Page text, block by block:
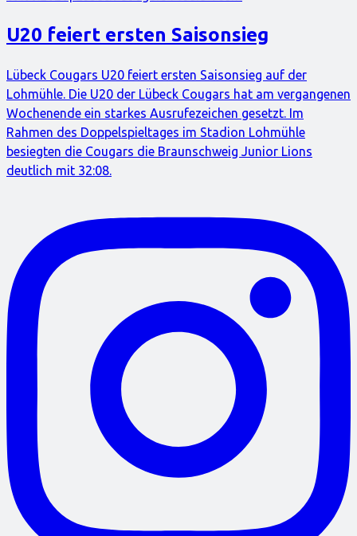
U20 feiert ersten Saisonsieg
Lübeck Cougars U20 feiert ersten Saisonsieg auf der
Lohmühle. Die U20 der Lübeck Cougars hat am vergangenen
Wochenende ein starkes Ausrufezeichen gesetzt. Im
Rahmen des Doppelspieltages im Stadion Lohmühle
besiegten die Cougars die Braunschweig Junior Lions
deutlich mit 32:08.